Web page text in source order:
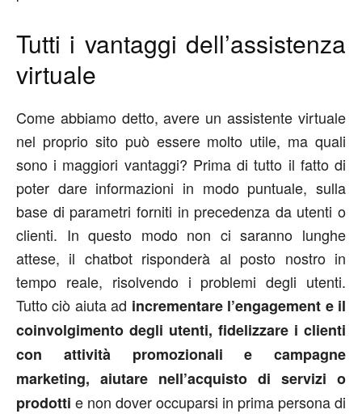
Tutti i vantaggi dell’assistenza
virtuale
Come abbiamo detto, avere un assistente virtuale
nel proprio sito può essere molto utile, ma quali
sono i maggiori vantaggi? Prima di tutto il fatto di
poter dare informazioni in modo puntuale, sulla
base di parametri forniti in precedenza da utenti o
clienti. In questo modo non ci saranno lunghe
attese, il chatbot risponderà al posto nostro in
tempo reale, risolvendo i problemi degli utenti.
Tutto ciò aiuta ad incrementare l’engagement e il
coinvolgimento degli utenti, fidelizzare i clienti
con attività promozionali e campagne
marketing, aiutare nell’acquisto di servizi o
prodotti e non dover occuparsi in prima persona di